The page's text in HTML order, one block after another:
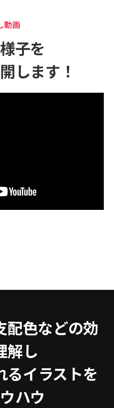
動画
子を
します！
配色などの効
解し
るイラストを
ハウ